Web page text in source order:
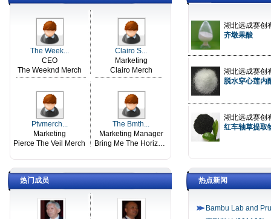
The Week...
CEO
The Weeknd Merch
Clairo S...
Marketing
Clairo Merch
Ptvmerch...
Marketing
Pierce The Veil Merch
The Bmth...
Marketing Manager
Bring Me The Horizon Merch
齐墩果酸
脱水穿心莲内
红车轴草提取
热门成员 热点新闻